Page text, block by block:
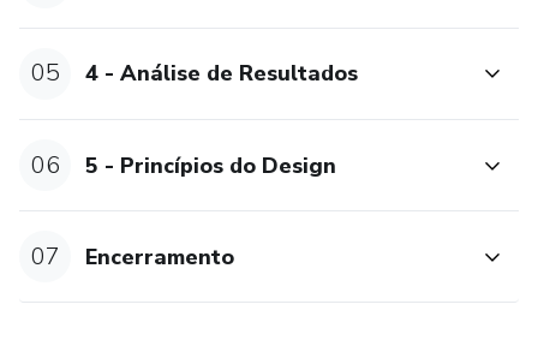
05 4 - Análise de Resultados
06 5 - Princípios do Design
07 Encerramento